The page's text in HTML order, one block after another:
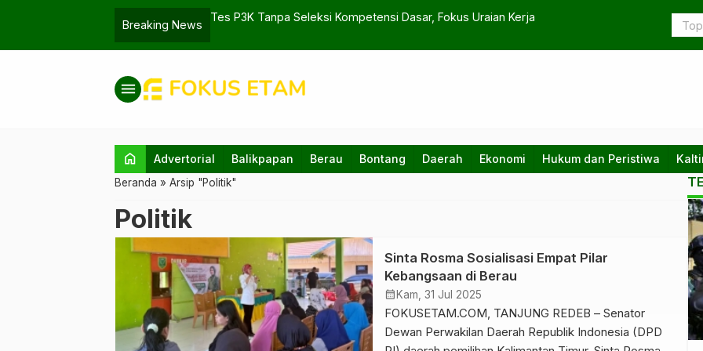
Breaking News
Tes P3K Tanpa Seleksi Kompetensi Dasar, Fokus Uraian Kerja Tiga
menu
home Advertorial Balikpapan Berau Bontang Daerah Ekonomi Hukum dan Peristiwa
Beranda » Arsip "Politik"
Politik
Sinta Rosma Sosialisasi Empat Pilar
Kebangsaan di Berau
calendar_month Kam, 31 Jul 2025
FOKUSETAM.COM, TANJUNG REDEB – Senator
Dewan Perwakilan Daerah Republik Indonesia (DPD